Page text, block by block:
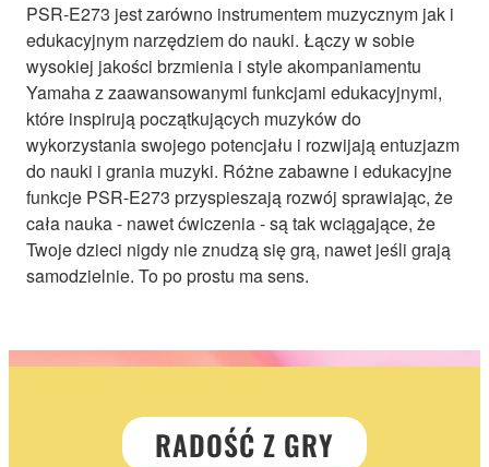
PSR-E273 jest zarówno instrumentem muzycznym jak i
edukacyjnym narzędziem do nauki. Łączy w sobie
wysokiej jakości brzmienia i style akompaniamentu
Yamaha z zaawansowanymi funkcjami edukacyjnymi,
które inspirują początkujących muzyków do
wykorzystania swojego potencjału i rozwijają entuzjazm
do nauki i grania muzyki. Różne zabawne i edukacyjne
funkcje PSR-E273 przyspieszają rozwój sprawiając, że
cała nauka - nawet ćwiczenia - są tak wciągające, że
Twoje dzieci nigdy nie znudzą się grą, nawet jeśli grają
samodzielnie. To po prostu ma sens.
RADOŚĆ Z GRY